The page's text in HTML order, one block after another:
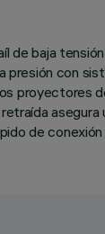
baja
con
proyectores
de